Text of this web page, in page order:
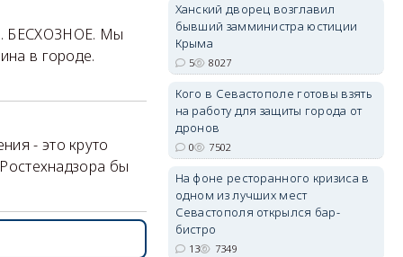
БЕСХОЗНОЕ. Мы
в городе.
- это круто
бы
erid: 2SDnjdvhGXG
Ханский дворец возглавил
бывший замминистра юстиции
Крыма
5 8027
Кого в Севастополе готовы взять
на работу для защиты города от
дронов
0 7502
На фоне ресторанного кризиса в
одном из лучших мест
Севастополя открылся бар-
бистро
13 7349